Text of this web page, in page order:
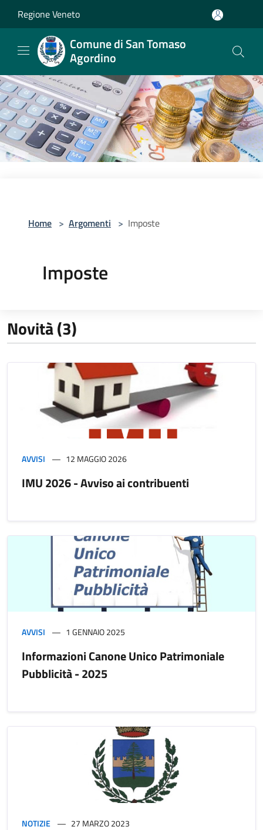
Regione Veneto
Comune di San Tomaso
Agordino
Home > Argomenti > Imposte
Imposte
Novità (3)
AVVISI 12 MAGGIO 2026
IMU 2026 - Avviso ai contribuenti
AVVISI 1 GENNAIO 2025
Informazioni Canone Unico Patrimoniale
Pubblicità - 2025
NOTIZIE 27 MARZO 2023